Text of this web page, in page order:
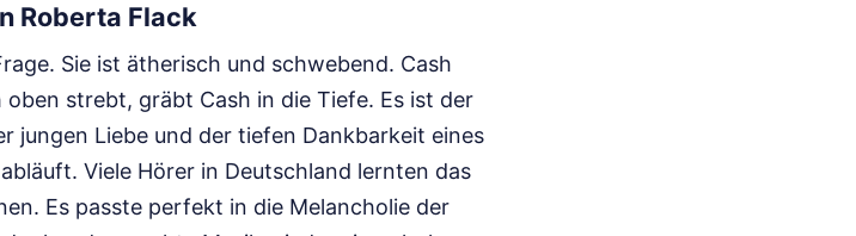
Roberta Flack
Sie ist ätherisch und schwebend. Cash
strebt, gräbt Cash in die Tiefe. Es ist der
jungen Liebe und der tiefen Dankbarkeit eines
Viele Hörer in Deutschland lernten das
Es passte perfekt in die Melancholie der